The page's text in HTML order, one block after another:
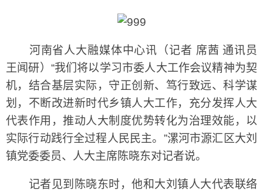
河南省人大融媒体中心讯（记者 席茜 通讯员
王闻研）“我们将以学习市委人大工作会议精神为契
机，结合基层实际，守正创新、笃行致远、科学谋
划，不断改进新时代乡镇人大工作，充分发挥人大
代表作用，推动人大制度优势转化为治理效能，以
实际行动践行全过程人民民主。”漯河市源汇区大刘
镇党委委员、人大主席陈晓东对记者说。
记者见到陈晓东时，他和大刘镇人大代表联络